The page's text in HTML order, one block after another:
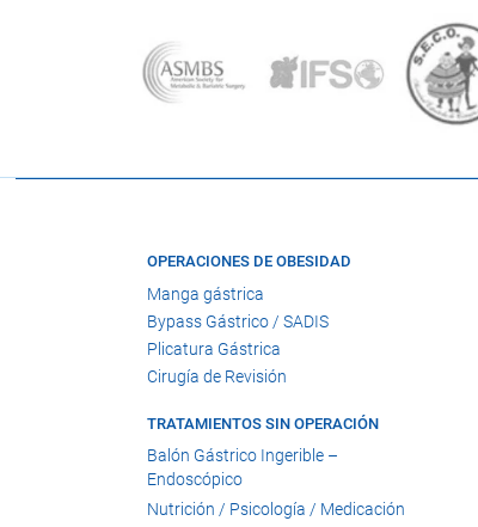
OPERACIONES DE OBESIDAD
Manga gástrica
Bypass Gástrico / SADIS
Plicatura Gástrica
Cirugía de Revisión
TRATAMIENTOS SIN OPERACIÓN
Balón Gástrico Ingerible –
Endoscópico
Nutrición / Psicología / Medicación